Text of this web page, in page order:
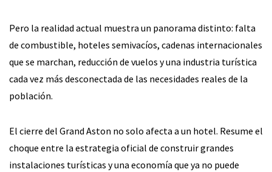
Pero la realidad actual muestra un panorama distinto: falta
de combustible, hoteles semivacíos, cadenas internacionales
que se marchan, reducción de vuelos y una industria turística
cada vez más desconectada de las necesidades reales de la
población.
El cierre del Grand Aston no solo afecta a un hotel. Resume el
choque entre la estrategia oficial de construir grandes
instalaciones turísticas y una economía que ya no puede